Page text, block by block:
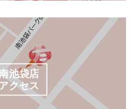
池袋店
アクセス